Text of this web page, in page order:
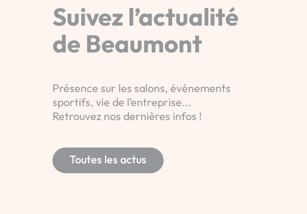
Suivez l’actualité
de Beaumont
Présence sur les salons, événements
sportifs, vie de l’entreprise...
Retrouvez nos dernières infos !
Toutes les actus